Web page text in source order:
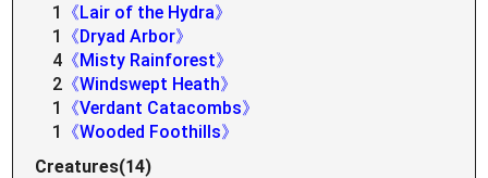
1
《Lair of the Hydra》
1
《Dryad Arbor》
4 《Misty Rainforest》
2 《Windswept Heath》
1
《Verdant Catacombs》
1
《Wooded Foothills》
Creatures(14)